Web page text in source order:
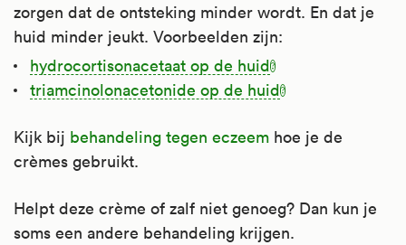
zorgen dat de ontsteking minder wordt. En dat je
huid minder jeukt. Voorbeelden zijn:
hydrocortisonacetaat op de huid
triamcinolonacetonide op de huid
Kijk bij behandeling tegen eczeem hoe je de
crèmes gebruikt.
Helpt deze crème of zalf niet genoeg? Dan kun je
soms een andere behandeling krijgen.